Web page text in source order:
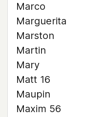
Marco
Marguerita
Marston
Martin
Mary
Matt 16
Maupin
Maxim 56